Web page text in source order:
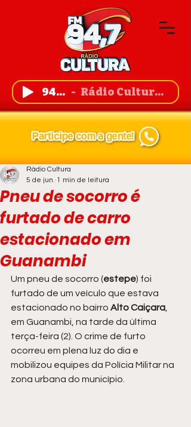
94,7 FM Rádio Cultura de Guanambi
Pneu de socorro é
furtado de carro
estacionado em
Guanambi
Rádio Cultura
5 de jun. 1 min de leitura
Um pneu de socorro (estepe) foi
furtado de um veículo que estava
estacionado no bairro Alto Caiçara
em Guanambi, na tarde da última
terça-feira (2). O crime de furto
ocorreu em plena luz do dia e
mobilizou equipes da Polícia Militar na
zona urbana do município.